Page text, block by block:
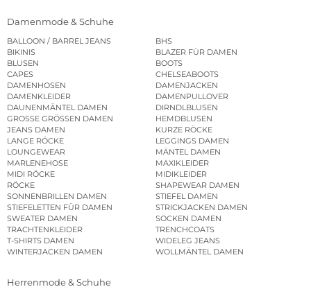
Damenmode & Schuhe
BALLOON / BARREL JEANS
BHS
BIKINIS
BLAZER FÜR DAMEN
BLUSEN
BOOTS
CAPES
CHELSEABOOTS
DAMENHOSEN
DAMENJACKEN
DAMENKLEIDER
DAMENPULLOVER
DAUNENMÄNTEL DAMEN
DIRNDLBLUSEN
GROSSE GRÖSSEN DAMEN
HEMDBLUSEN
JEANS DAMEN
KURZE RÖCKE
LANGE RÖCKE
LEGGINGS DAMEN
LOUNGEWEAR
MÄNTEL DAMEN
MARLENEHOSE
MAXIKLEIDER
MIDI RÖCKE
MIDIKLEIDER
RÖCKE
SHAPEWEAR DAMEN
SONNENBRILLEN DAMEN
STIEFEL DAMEN
STIEFELETTEN FÜR DAMEN
STRICKJACKEN DAMEN
SWEATER DAMEN
SOCKEN DAMEN
TRACHTENKLEIDER
TRENCHCOATS
T-SHIRTS DAMEN
WIDELEG JEANS
WINTERJACKEN DAMEN
WOLLMÄNTEL DAMEN
Herrenmode & Schuhe